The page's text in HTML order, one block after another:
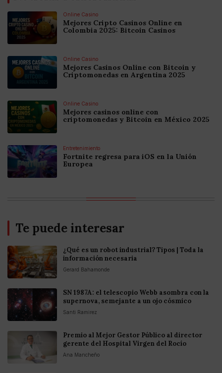
Online Casino
Mejores Cripto Casinos Online en
Colombia 2025: Bitcoin Casinos
Online Casino
Mejores Casinos Online con Bitcoin y
Criptomonedas en Argentina 2025
Online Casino
Mejores casinos online con
criptomonedas y Bitcoin en México 2025
Entretenimiento
Fortnite regresa para iOS en la Unión
Europea
Te puede interesar
¿Qué es un robot industrial? Tipos | Toda la
información necesaria
Gerard Bahamonde
SN 1987A: el telescopio Webb asombra con la
supernova, semejante a un ojo cósmico
Santi Ramirez
Premio al Mejor Gestor Público al director
gerente del Hospital Virgen del Rocío
Ana Mancheño